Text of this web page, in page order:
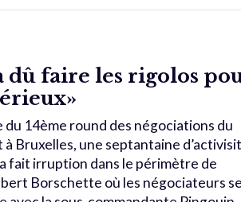
dû faire les rigolos
du 14ème round des négociations du
Bruxelles, une septantaine
fait irruption dans le périmètre de
Borschette où les négociateurs se